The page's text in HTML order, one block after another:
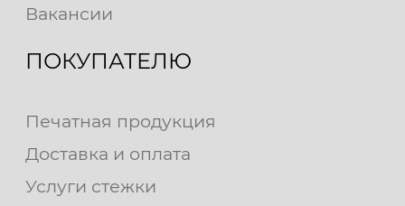
Вакансии
ПОКУПАТЕЛЮ
Печатная продукция
Доставка и оплата
Услуги стежки